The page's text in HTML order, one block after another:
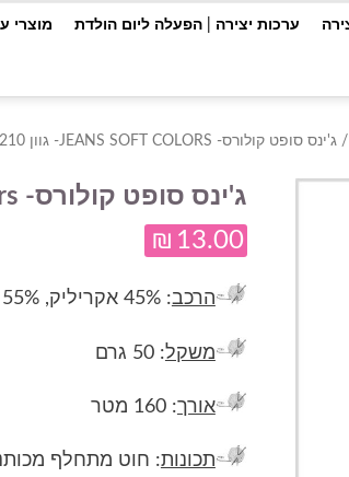
ערכות יצירה | הפעלה ליום הולדת מוצרי
/ ג'ינס סופט קולורס- JEANS SOFT COLORS- גוון 6210
ג'ינס סופט קולורס- jeans soft colors- גוון 6210
₪ 13.00
הרכב: 45% אקריליק, 55% כותנה
משקל: 50 גרם
אורך: 160 מטר
תכונות: חוט מתחלף